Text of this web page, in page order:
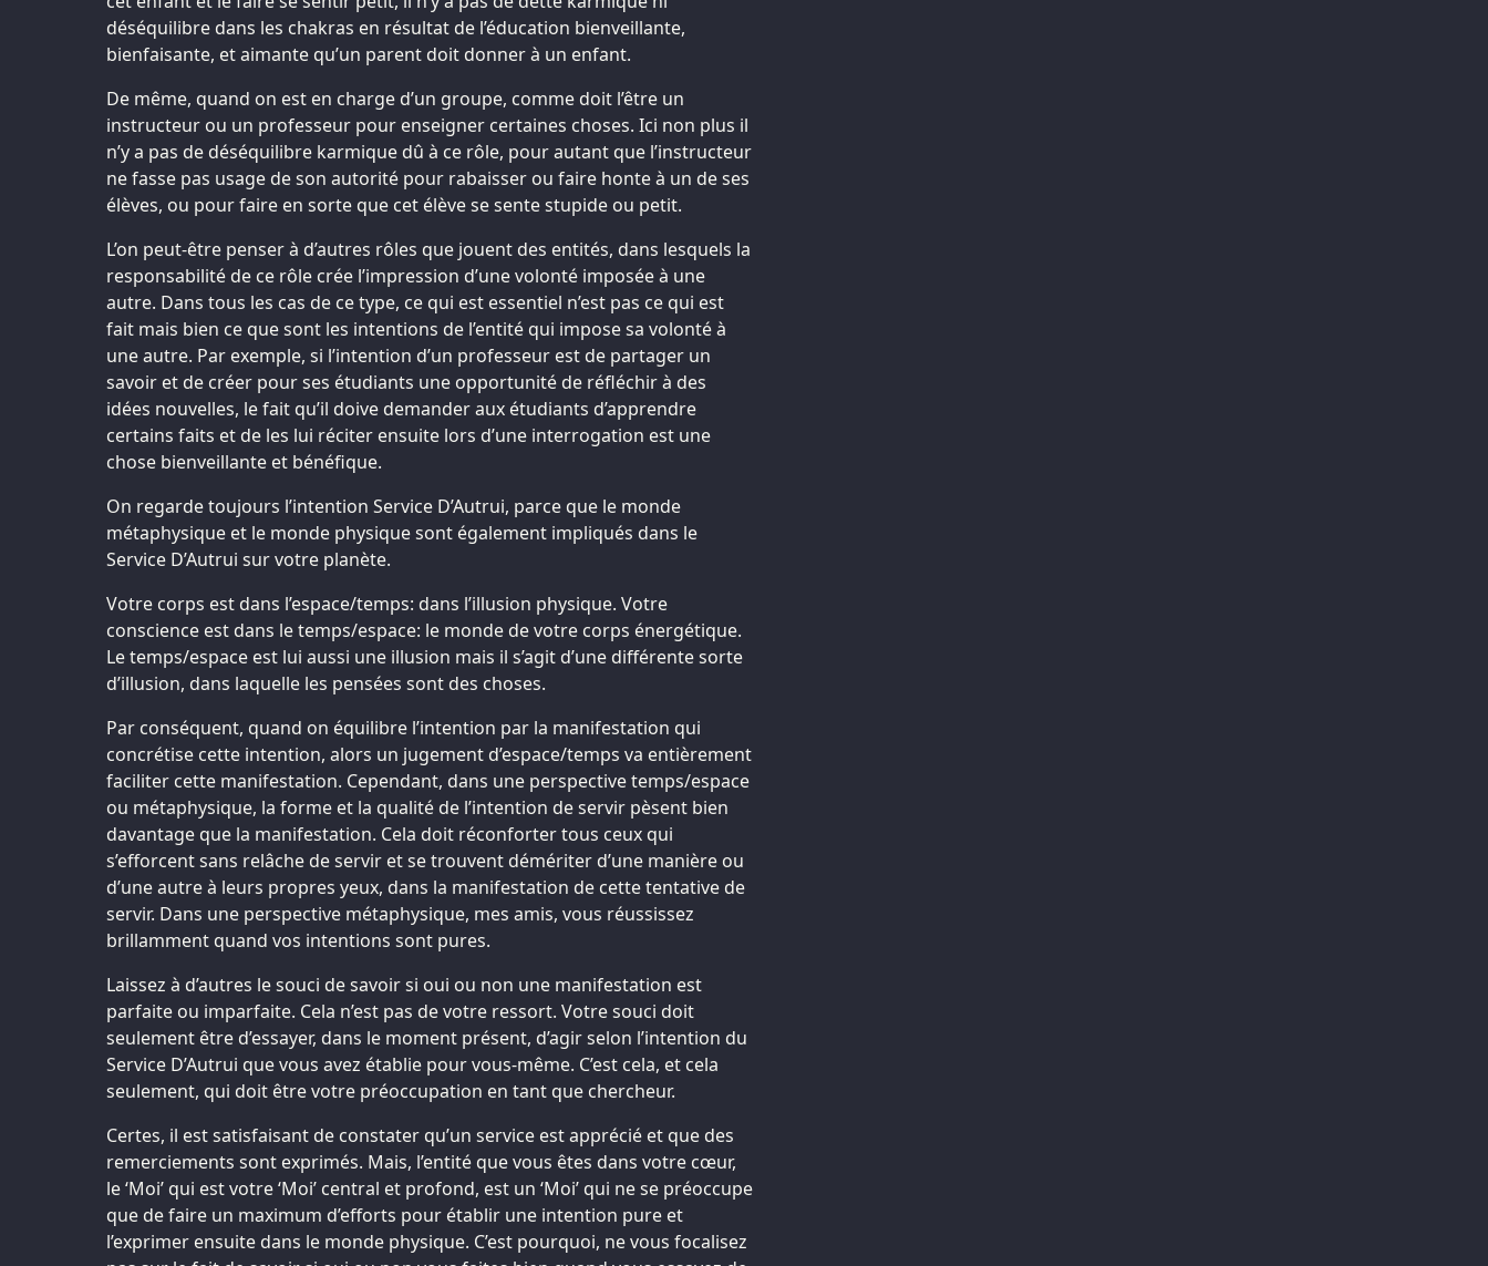
déséquilibre dans les chakras en résultat de l’éducation bienveillante,
bienfaisante, et aimante qu’un parent doit donner à un enfant.
De même, quand on est en charge d’un groupe, comme doit l’être un
instructeur ou un professeur pour enseigner certaines choses. Ici non plus il
n’y a pas de déséquilibre karmique dû à ce rôle, pour autant que l’instructeur
ne fasse pas usage de son autorité pour rabaisser ou faire honte à un de ses
élèves, ou pour faire en sorte que cet élève se sente stupide ou petit.
L’on peut-être penser à d’autres rôles que jouent des entités, dans lesquels la
responsabilité de ce rôle crée l’impression d’une volonté imposée à une
autre. Dans tous les cas de ce type, ce qui est essentiel n’est pas ce qui est
fait mais bien ce que sont les intentions de l’entité qui impose sa volonté à
une autre. Par exemple, si l’intention d’un professeur est de partager un
savoir et de créer pour ses étudiants une opportunité de réfléchir à des
idées nouvelles, le fait qu’il doive demander aux étudiants d’apprendre
certains faits et de les lui réciter ensuite lors d’une interrogation est une
chose bienveillante et bénéfique.
On regarde toujours l’intention Service D’Autrui, parce que le monde
métaphysique et le monde physique sont également impliqués dans le
Service D’Autrui sur votre planète.
Votre corps est dans l’espace/temps: dans l’illusion physique. Votre
conscience est dans le temps/espace: le monde de votre corps énergétique.
Le temps/espace est lui aussi une illusion mais il s’agit d’une différente sorte
d’illusion, dans laquelle les pensées sont des choses.
Par conséquent, quand on équilibre l’intention par la manifestation qui
concrétise cette intention, alors un jugement d’espace/temps va entièrement
faciliter cette manifestation. Cependant, dans une perspective temps/espace
ou métaphysique, la forme et la qualité de l’intention de servir pèsent bien
davantage que la manifestation. Cela doit réconforter tous ceux qui
s’efforcent sans relâche de servir et se trouvent démériter d’une manière ou
d’une autre à leurs propres yeux, dans la manifestation de cette tentative de
servir. Dans une perspective métaphysique, mes amis, vous réussissez
brillamment quand vos intentions sont pures.
Laissez à d’autres le souci de savoir si oui ou non une manifestation est
parfaite ou imparfaite. Cela n’est pas de votre ressort. Votre souci doit
seulement être d’essayer, dans le moment présent, d’agir selon l’intention du
Service D’Autrui que vous avez établie pour vous-même. C’est cela, et cela
seulement, qui doit être votre préoccupation en tant que chercheur.
Certes, il est satisfaisant de constater qu’un service est apprécié et que des
remerciements sont exprimés. Mais, l’entité que vous êtes dans votre cœur,
le ‘Moi’ qui est votre ‘Moi’ central et profond, est un ‘Moi’ qui ne se préoccupe
que de faire un maximum d’efforts pour établir une intention pure et
l’exprimer ensuite dans le monde physique. C’est pourquoi, ne vous focalisez